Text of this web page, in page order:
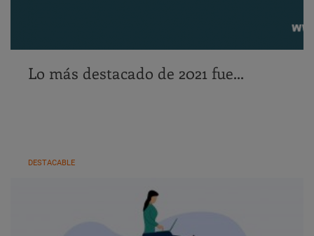
Lo más destacado de 2021 fue...
DESTACABLE